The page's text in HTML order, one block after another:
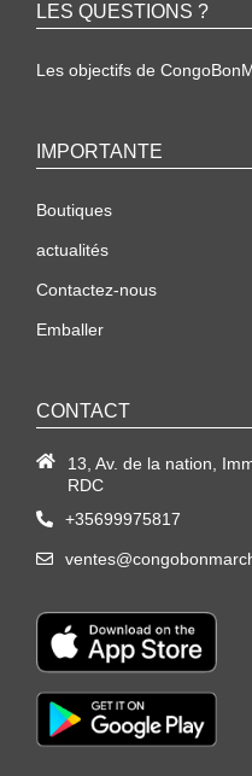
LES QUESTIONS ?
Les objectifs de
IMPORTANTE
Boutiques
actualités
Contactez-nous
Emballer
CONTACT
13, Av. de la nation,
RDC
+35699975817